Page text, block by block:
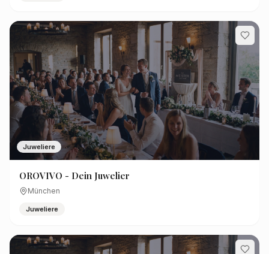
Juweliere
OROVIVO - Dein Juwelier
München
Juweliere